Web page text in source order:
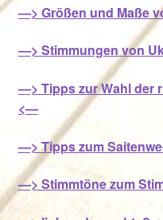
—> Größen und Maße
—> Stimmungen von
—> Tipps zur Wahl der
<—
—> Tipps zum
—> Stimmtöne zum